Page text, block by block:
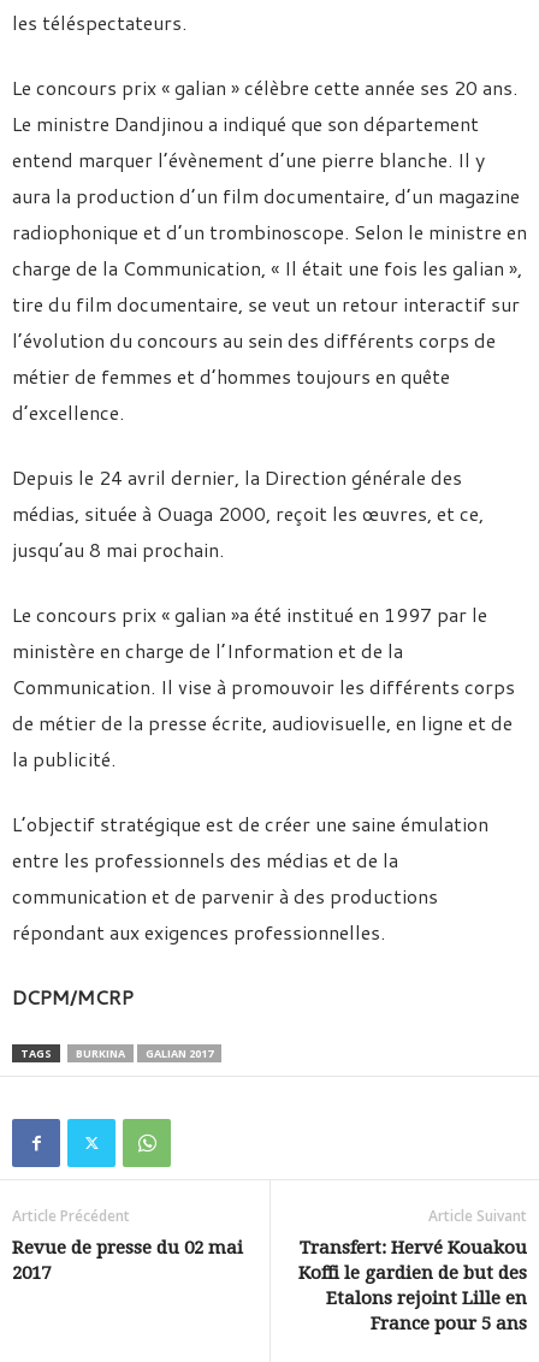
les téléspectateurs.
Le concours prix « galian » célèbre cette année ses 20 ans.
Le ministre Dandjinou a indiqué que son département
entend marquer l’évènement d’une pierre blanche. Il y
aura la production d’un film documentaire, d’un magazine
radiophonique et d’un trombinoscope. Selon le ministre en
charge de la Communication, « Il était une fois les galian »,
tire du film documentaire, se veut un retour interactif sur
l’évolution du concours au sein des différents corps de
métier de femmes et d’hommes toujours en quête
d’excellence.
Depuis le 24 avril dernier, la Direction générale des
médias, située à Ouaga 2000, reçoit les œuvres, et ce,
jusqu’au 8 mai prochain.
Le concours prix « galian »a été institué en 1997 par le
ministère en charge de l’Information et de la
Communication. Il vise à promouvoir les différents corps
de métier de la presse écrite, audiovisuelle, en ligne et de
la publicité.
L’objectif stratégique est de créer une saine émulation
entre les professionnels des médias et de la
communication et de parvenir à des productions
répondant aux exigences professionnelles.
DCPM/MCRP
TAGS BURKINA GALIAN 2017
Article Précédent
Revue de presse du 02 mai
2017
Article Suivant
Transfert: Hervé Kouakou
Koffi le gardien de but des
Etalons rejoint Lille en
France pour 5 ans